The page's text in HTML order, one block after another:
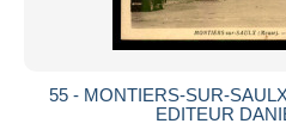
55 - MONTIERS-SUR-
EDITEUR